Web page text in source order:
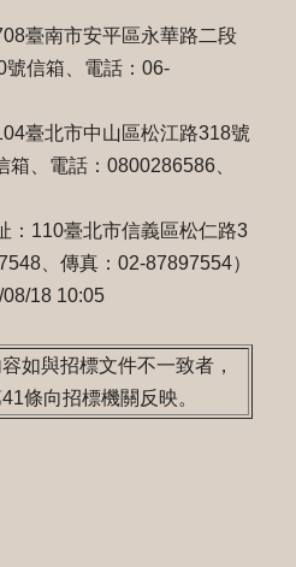
臺南市安平區永華路二段
號信箱、電話：06-
臺北市中山區松江路318號
、電話：0800286586、
：110臺北市信義區松仁路3
、傳真：02-87897554）
08/18 10:05
如與招標文件不一致者，
條向招標機關反映。